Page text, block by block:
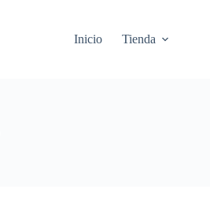
Inicio Tienda